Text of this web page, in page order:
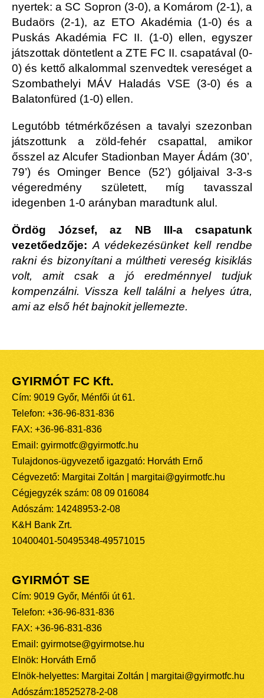
nyertek: a SC Sopron (3-0), a Komárom (2-1), a
Budaörs (2-1), az ETO Akadémia (1-0) és a
Puskás Akadémia FC II. (1-0) ellen, egyszer
játszottak döntetlent a ZTE FC II. csapatával (0-
0) és kettő alkalommal szenvedtek vereséget a
Szombathelyi MÁV Haladás VSE (3-0) és a
Balatonfüred (1-0) ellen.
Legutóbb tétmérkőzésen a tavalyi szezonban
játszottunk a zöld-fehér csapattal, amikor
ősszel az Alcufer Stadionban Mayer Ádám (30’,
79’) és Ominger Bence (52’) góljaival 3-3-s
végeredmény született, míg tavasszal
idegenben 1-0 arányban maradtunk alul.
Ördög József, az NB III-a csapatunk
vezetőedzője: A védekezésünket kell rendbe
rakni és bizonyítani a múltheti vereség kisiklás
volt, amit csak a jó eredménnyel tudjuk
kompenzálni. Vissza kell találni a helyes útra,
ami az első hét bajnokit jellemezte.
GYIRMÓT FC Kft.
Cím: 9019 Győr, Ménfői út 61.
Telefon: +36-96-831-836
FAX: +36-96-831-836
Email: gyirmotfc@gyirmotfc.hu
Tulajdonos-ügyvezető igazgató: Horváth Ernő
Cégvezető: Margitai Zoltán | margitai@gyirmotfc.hu
Cégjegyzék szám: 08 09 016084
Adószám: 14248953-2-08
K&H Bank Zrt.
10400401-50495348-49571015
GYIRMÓT SE
Cím: 9019 Győr, Ménfői út 61.
Telefon: +36-96-831-836
FAX: +36-96-831-836
Email: gyirmotse@gyirmotse.hu
Elnök: Horváth Ernő
Elnök-helyettes: Margitai Zoltán | margitai@gyirmotfc.hu
Adószám:18525278-2-08